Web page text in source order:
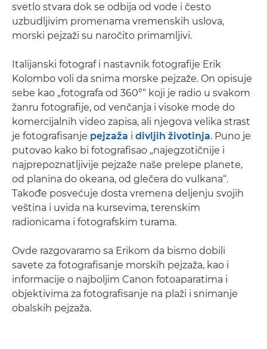
svetlo stvara dok se odbija od vode i često
uzbudljivim promenama vremenskih uslova,
morski pejzaži su naročito primamljivi.
Italijanski fotograf i nastavnik fotografije Erik
Kolombo voli da snima morske pejzaže. On opisuje
sebe kao „fotografa od 360°“ koji je radio u svakom
žanru fotografije, od venčanja i visoke mode do
komercijalnih video zapisa, ali njegova velika strast
je fotografisanje pejzaža i divljih životinja. Puno je
putovao kako bi fotografisao „najegzotičnije i
najprepoznatljivije pejzaže naše prelepe planete,
od planina do okeana, od glečera do vulkana“.
Takođe posvećuje dosta vremena deljenju svojih
veština i uvida na kursevima, terenskim
radionicama i fotografskim turama.
Ovde razgovaramo sa Erikom da bismo dobili
savete za fotografisanje morskih pejzaža, kao i
informacije o najboljim Canon fotoaparatima i
objektivima za fotografisanje na plaži i snimanje
obalskih pejzaža.